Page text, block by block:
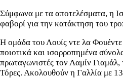
Σύμφωνα με τα αποτελέσματα, η
φαβορί για την κατάκτηση του
Η ομάδα του Λουίς ντε λα Φουέντε
ποιοτικά και ισορροπημένα
πρωταγωνιστές τον Λαμίν
Τόρες. Ακολουθούν η Γαλλία με